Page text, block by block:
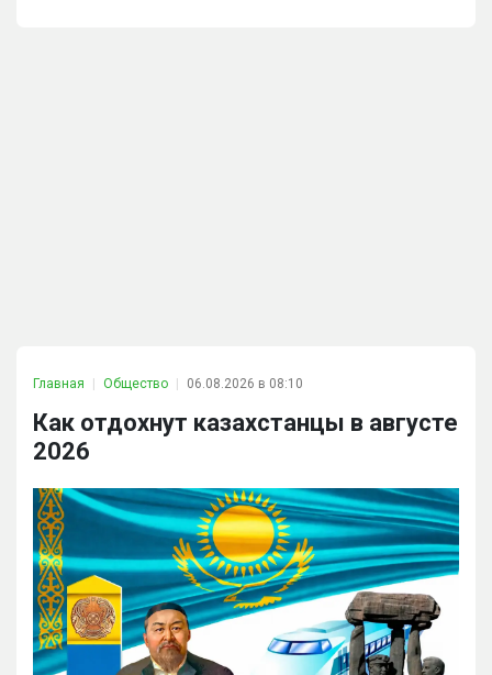
Главная Общество 06.08.2026 в 08:10
Как отдохнут казахстанцы в августе
2026